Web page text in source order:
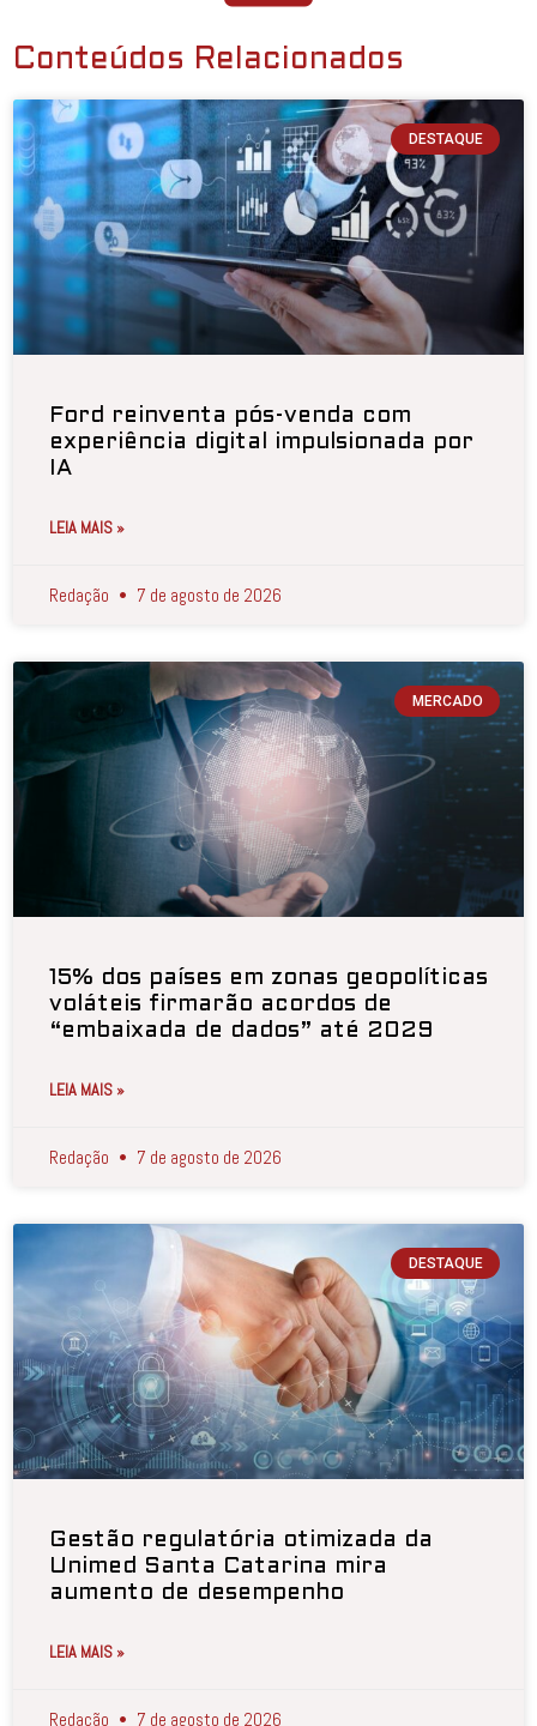
Conteúdos Relacionados
DESTAQUE
Ford reinventa pós-venda com
experiência digital impulsionada por
IA
LEIA MAIS »
Redação 7 de agosto de 2026
MERCADO
15% dos países em zonas geopolíticas
voláteis firmarão acordos de
“embaixada de dados” até 2029
LEIA MAIS »
Redação 7 de agosto de 2026
DESTAQUE
Gestão regulatória otimizada da
Unimed Santa Catarina mira
aumento de desempenho
LEIA MAIS »
Redação 7 de agosto de 2026